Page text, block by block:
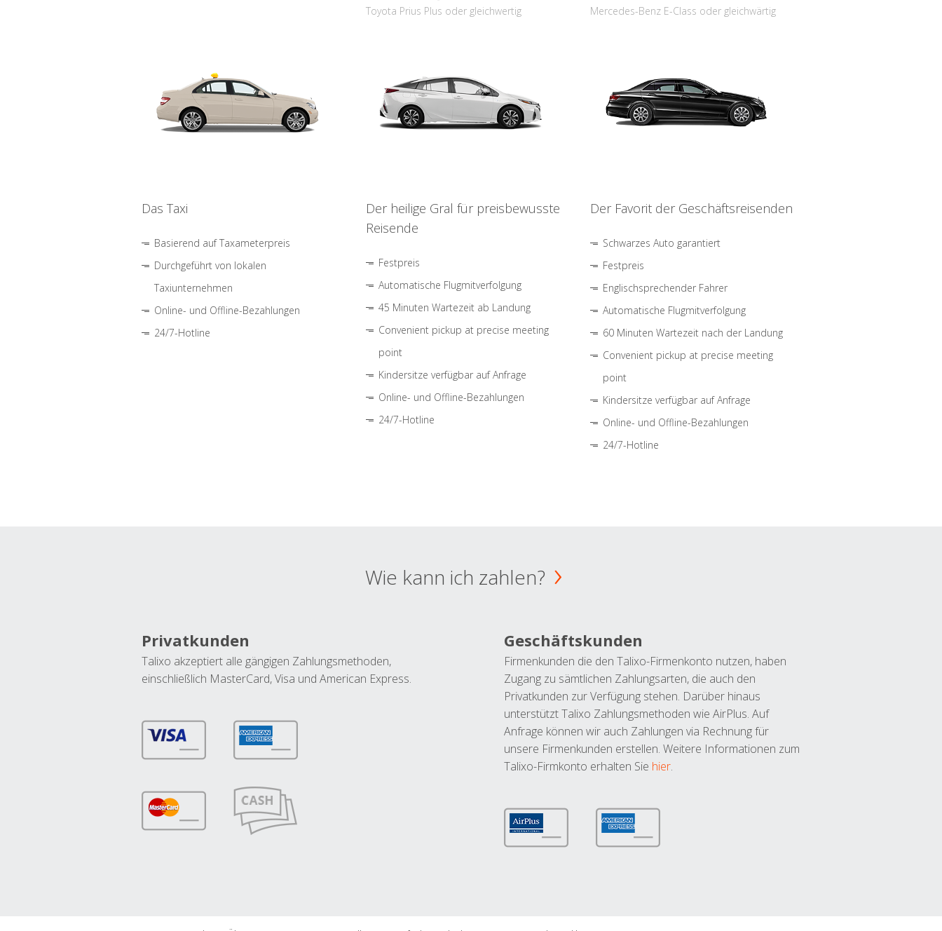
Das Taxi
Basierend auf Taxameterpreis
Durchgeführt von lokalen
Taxiunternehmen
Online- und Offline-Bezahlungen
24/7-Hotline
Toyota Prius Plus oder gleichwertig
Der heilige Gral für preisbewusste
Reisende
Festpreis
Automatische Flugmitverfolgung
45 Minuten Wartezeit ab Landung
Convenient pickup at precise meeting
point
Kindersitze verfügbar auf Anfrage
Online- und Offline-Bezahlungen
24/7-Hotline
Mercedes-Benz E-Class oder gleichwärtig
Der Favorit der Geschäftsreisenden
Schwarzes Auto garantiert
Festpreis
Englischsprechender Fahrer
Automatische Flugmitverfolgung
60 Minuten Wartezeit nach der Landung
Convenient pickup at precise meeting
point
Kindersitze verfügbar auf Anfrage
Online- und Offline-Bezahlungen
24/7-Hotline
Wie kann ich zahlen?
Privatkunden
Talixo akzeptiert alle gängigen Zahlungsmethoden,
einschließlich MasterCard, Visa und American Express.
Geschäftskunden
Firmenkunden die den Talixo-Firmenkonto nutzen, haben
Zugang zu sämtlichen Zahlungsarten, die auch den
Privatkunden zur Verfügung stehen. Darüber hinaus
unterstützt Talixo Zahlungsmethoden wie AirPlus. Auf
Anfrage können wir auch Zahlungen via Rechnung für
unsere Firmenkunden erstellen. Weitere Informationen zum
Talixo-Firmkonto erhalten Sie hier.